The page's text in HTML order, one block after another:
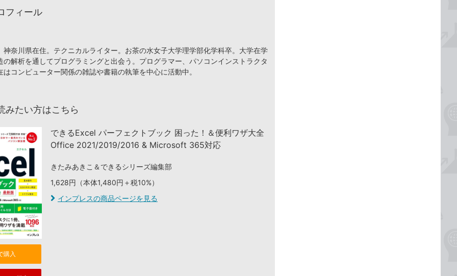
フィール
神奈川県在住。テクニカルライター。お茶の水女子大学理学部化学科卒。大学在学
の解析を通してプログラミングと出会う。プログラマー、パソコンインストラクタ
はコンピューター関係の雑誌や書籍の執筆を中心に活動中。
みたい方はこちら
できるExcel パーフェクトブック 困った！＆便利ワザ大全
Office 2021/2019/2016 & Microsoft 365対応
きたみあきこ＆できるシリーズ編集部
1,628円（本体1,480円＋税10%）
インプレスの商品ページを見る
購入